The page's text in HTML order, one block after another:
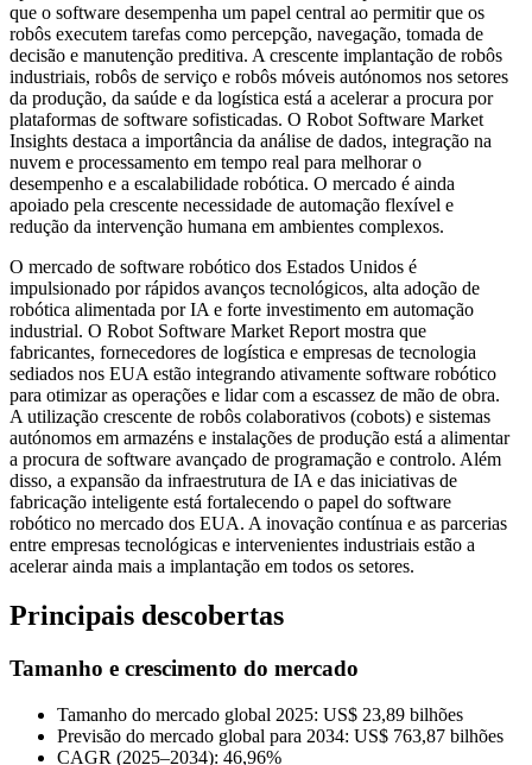
que o software desempenha um papel central ao permitir que os
robôs executem tarefas como percepção, navegação, tomada de
decisão e manutenção preditiva. A crescente implantação de robôs
industriais, robôs de serviço e robôs móveis autónomos nos setores
da produção, da saúde e da logística está a acelerar a procura por
plataformas de software sofisticadas. O Robot Software Market
Insights destaca a importância da análise de dados, integração na
nuvem e processamento em tempo real para melhorar o
desempenho e a escalabilidade robótica. O mercado é ainda
apoiado pela crescente necessidade de automação flexível e
redução da intervenção humana em ambientes complexos.
O mercado de software robótico dos Estados Unidos é
impulsionado por rápidos avanços tecnológicos, alta adoção de
robótica alimentada por IA e forte investimento em automação
industrial. O Robot Software Market Report mostra que
fabricantes, fornecedores de logística e empresas de tecnologia
sediados nos EUA estão integrando ativamente software robótico
para otimizar as operações e lidar com a escassez de mão de obra.
A utilização crescente de robôs colaborativos (cobots) e sistemas
autónomos em armazéns e instalações de produção está a alimentar
a procura de software avançado de programação e controlo. Além
disso, a expansão da infraestrutura de IA e das iniciativas de
fabricação inteligente está fortalecendo o papel do software
robótico no mercado dos EUA. A inovação contínua e as parcerias
entre empresas tecnológicas e intervenientes industriais estão a
acelerar ainda mais a implantação em todos os setores.
Principais descobertas
Tamanho e crescimento do mercado
Tamanho do mercado global 2025: US$ 23,89 bilhões
Previsão do mercado global para 2034: US$ 763,87 bilhões
CAGR (2025–2034): 46,96%